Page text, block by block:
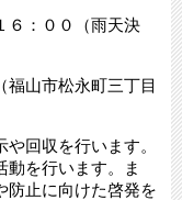
６：００（雨天決
福山市松永町三丁目
回収を行います。
動を行います​​。ま
防止に向けた啓発を